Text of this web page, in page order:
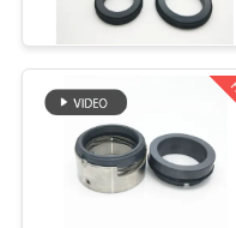
CIRCA
NOI
GIRO
DELLAindustriali